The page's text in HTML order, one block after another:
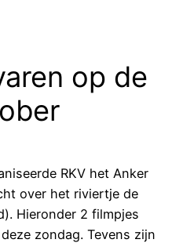
op de
RKV het Anker
over het riviertje de
Hieronder 2 filmpjes
zondag. Tevens zijn